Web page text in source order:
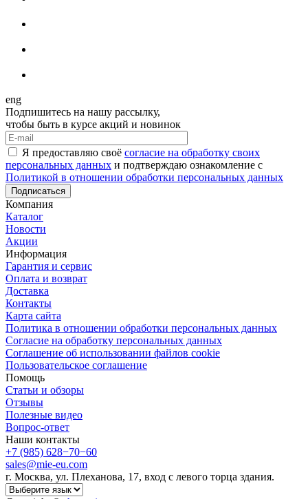
eng
Подпишитесь на нашу рассылку,
чтобы быть в курсе акций и новинок
Я предоставляю своё согласие на обработку своих
персональных данных и подтверждаю ознакомление с
Политикой в отношении обработки персональных данных
Подписаться
Компания
Каталог
Новости
Акции
Информация
Гарантия и сервис
Оплата и возврат
Доставка
Контакты
Карта сайта
Политика в отношении обработки персональных данных
Cогласие на обработку персональных данных
Cоглашение об использовании файлов cookie
Пользовательское соглашение
Помощь
Статьи и обзоры
Отзывы
Полезные видео
Вопрос-ответ
Наши контакты
+7 (985) 628−70−60
sales@mie-eu.com
г. Москва, ул. Плеханова, 17, вход с левого торца здания.